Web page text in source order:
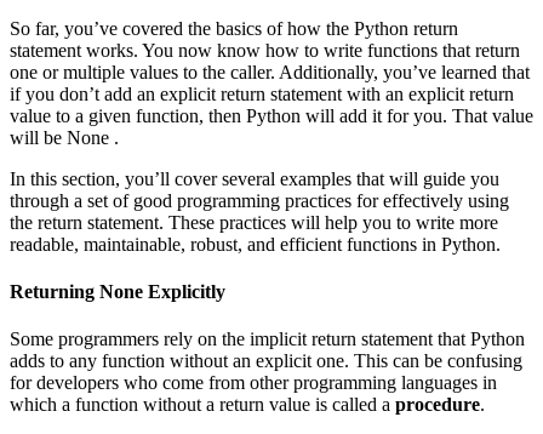
So far, you’ve covered the basics of how the Python return
statement works. You now know how to write functions that return
one or multiple values to the caller. Additionally, you’ve learned that
if you don’t add an explicit return statement with an explicit return
value to a given function, then Python will add it for you. That value
will be None .
In this section, you’ll cover several examples that will guide you
through a set of good programming practices for effectively using
the return statement. These practices will help you to write more
readable, maintainable, robust, and efficient functions in Python.
Returning None Explicitly
Some programmers rely on the implicit return statement that Python
adds to any function without an explicit one. This can be confusing
for developers who come from other programming languages in
which a function without a return value is called a procedure.